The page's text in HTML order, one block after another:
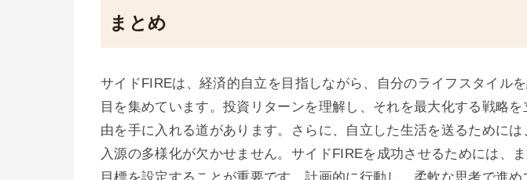
まとめ
サイドFIREは、経済的自立を目指しながら、自分のライフスタイル
目を集めています。投資リターンを理解し、それを最大化する戦略
由を手に入れる道があります。さらに、自立した生活を送るために
入源の多様化が欠かせません。サイドFIREを成功させるためには、
目標を設定することが重要です。計画的に行動し、柔軟な思考で進